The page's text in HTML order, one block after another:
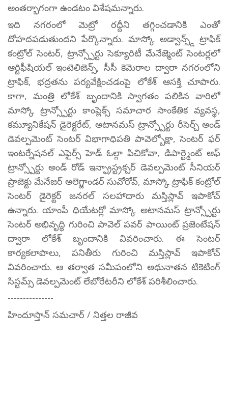
అంతర్భాగంగా ఉండటం విశేషమన్నారు.
ఇది నగరంలో మెట్రో రద్దీని తగ్గించడానికి ఎంతో
దోహదపడుతుందని పేర్కొన్నారు. మాస్కో అడ్వాన్స్డ్ ట్రాఫిక్
కంట్రోల్ సెంటర్, ట్రాన్స్పోర్టు సెక్యూరిటీ మేనేజ్మెంట్ సెంటర్లలో
ఆర్టిఫీషియల్ ఇంటెలిజెన్స్, సీసీ కెమెరాల ద్వారా నగరంలోని
ట్రాఫిక్, భద్రతను పర్యవేక్షించడంపై లోకేశ్ ఆసక్తి చూపారు.
కాగా, మంత్రి లోకేశ్ బృందానికి స్వాగతం పలికిన వారిలో
మాస్కో ట్రాన్స్పోర్టు కాంప్లెక్స్ సమాచార సాంకేతిక వ్యవస్థ,
కమ్యూనికేషన్ డైరెక్టరేట్, అటానమస్ ట్రాన్స్పోర్టు రీసెర్చ్ అండ్
డెవల్పమెంట్ సెంటర్ విభాగాధిపతి పావెల్బోక్షా, సెంటర్ ఫర్
ఇంటర్నేషనల్ ఎఫైర్స్ హెడ్ ఓల్గా పిచికోవా, డిపార్ట్మెంట్ ఆఫ్
ట్రాన్స్పోర్టు అండ్ రోడ్ ఇన్ఫ్రాస్ట్రక్చర్ డెవల్పమెంట్ సీనియర్
ప్రాజెక్టు మేనేజర్ అలెగ్జాండర్ సువోరోవ్, మాస్కో ట్రాఫిక్ కంట్రోల్
సెంటర్ డైరెక్టర్ జనరల్ సలహాదారు మస్తిస్లావ్ ఇపాకోచ్
ఉన్నారు. యాంపీ ధియేటర్లో మాస్కో అటానమస్ ట్రాన్స్పోర్టు
సెంటర్ అభివృద్ధి గురించి పావెల్ పవర్ పాయింట్ ప్రజెంటేషన్
ద్వారా లోకేశ్ బృందానికి వివరించారు. ఈ సెంటర్
కార్యకలాపాలు, పనితీరు గురించి మస్తిస్లావ్ ఇపాకోచ్
వివరించారు. ఆ తర్వాత సమీపంలోని అధునాతన టికెటింగ్
సిస్టమ్స్ డెవల్పమెంట్ లేబోరేటరీని లోకేశ్ పరిశీలించారు.
---------------
హిందూస్తాన్ సమచార్ / నిత్తల రాజీవ